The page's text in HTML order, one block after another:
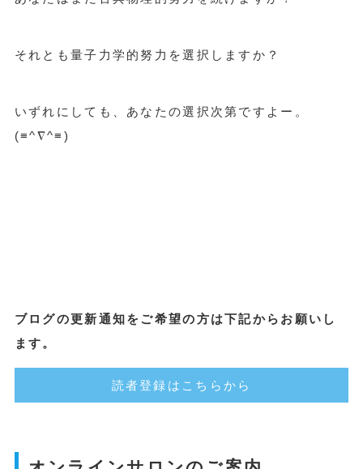
それとも量子力学的努力を選択しますか？
いずれにしても、あなたの選択次第ですよー。
(≡^∇^≡)
ブログの更新通知をご希望の方は下記からお願いし
ます。
読者登録はこちらから